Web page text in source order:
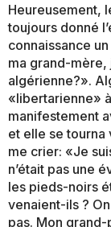
Heureusement,
toujours donné
connaissance
ma grand-mère,
algérienne?».
«libertarienne»
manifestement
et elle se tourna
me crier: «Je
n’était pas une
les pieds-noirs
venaient-ils ?
pas. Mon grand-